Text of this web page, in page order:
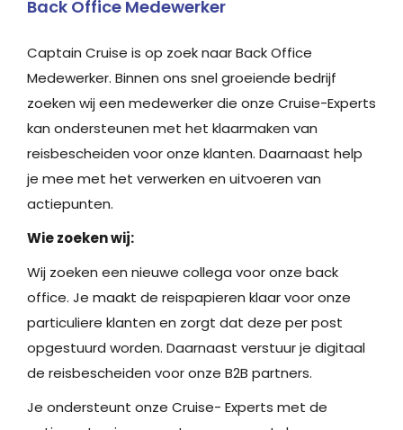
Back Office Medewerker
Captain Cruise is op zoek naar Back Office
Medewerker. Binnen ons snel groeiende bedrijf
zoeken wij een medewerker die onze Cruise-Experts
kan ondersteunen met het klaarmaken van
reisbescheiden voor onze klanten. Daarnaast help
je mee met het verwerken en uitvoeren van
actiepunten.
Wie zoeken wij:
Wij zoeken een nieuwe collega voor onze back
office. Je maakt de reispapieren klaar voor onze
particuliere klanten en zorgt dat deze per post
opgestuurd worden. Daarnaast verstuur je digitaal
de reisbescheiden voor onze B2B partners.
Je ondersteunt onze Cruise- Experts met de